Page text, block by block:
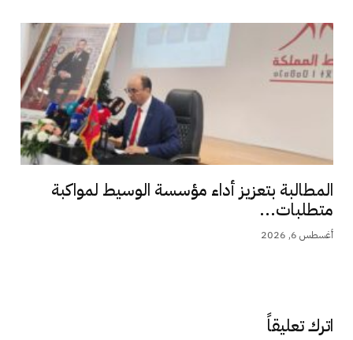
المطالبة بتعزيز أداء مؤسسة الوسيط لمواكبة
متطلبات...
أغسطس 6, 2026
اترك تعليقاً